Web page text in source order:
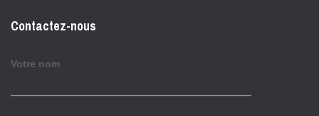
Contactez-nous
Votre nom